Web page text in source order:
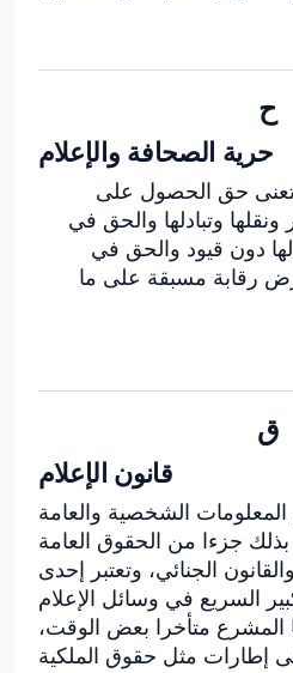
ح
حرية الصحافة والإعلام
تعنى حق الحصول على
وتبادلها والحق في
دون قيود والحق في
رقابة مسبقة على ما
ق
قانون الإعلام
الشخصية والعامة
جزءا من الحقوق العامة
الجنائي، وتعتبر إحدى
السريع في وسائل الإعلام
المشرع متأخرا بعض الوقت،
إطارات مثل حقوق الملكية